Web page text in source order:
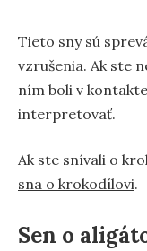
Tieto sny sú
vzrušenia. Ak ste
ním boli v
interpretovať.
Ak ste snívali o
sna o krokodílovi.
Sen o